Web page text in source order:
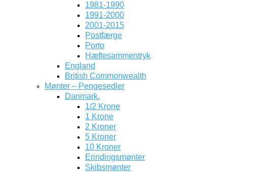
1981-1990
1991-2000
2001-2015
Postfærge
Porto
Hæftesammentryk
England
British Commonwealth
Mønter – Pengesedler
Danmark.
1/2 Krone
1 Krone
2 Kroner
5 Kroner
10 Kroner
Erindingsmønter
Skibsmønter